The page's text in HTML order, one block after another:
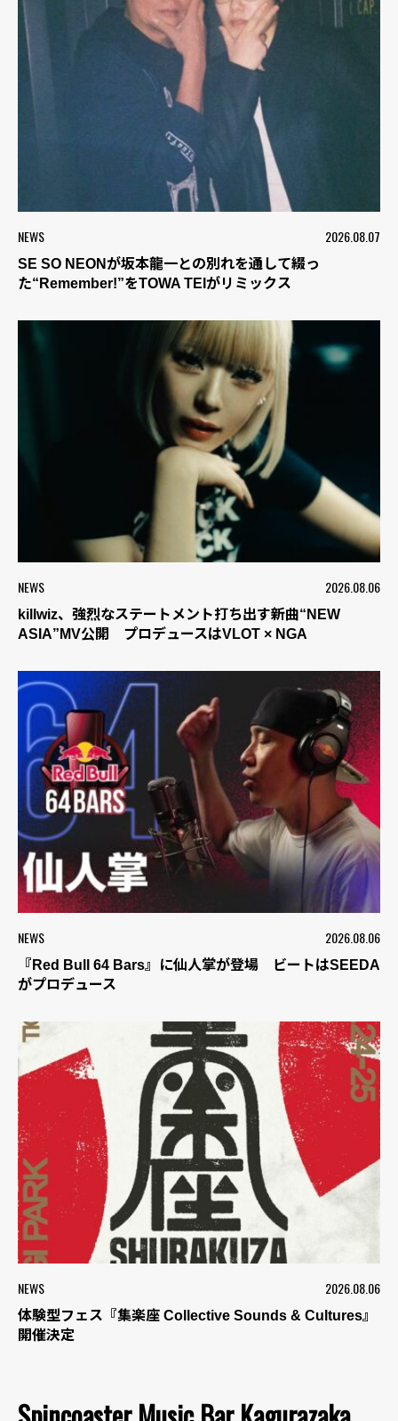
NEWS 2026.08.07
SE SO NEONが坂本龍一との別れを通して綴っ
た“Remember!”をTOWA TEIがリミックス
NEWS 2026.08.06
killwiz、強烈なステートメント打ち出す新曲“NEW
ASIA”MV公開 プロデュースはVLOT × NGA
NEWS 2026.08.06
『Red Bull 64 Bars』に仙人掌が登場 ビートはSEEDA
がプロデュース
NEWS 2026.08.06
体験型フェス『集楽座 Collective Sounds & Cultures』
開催決定